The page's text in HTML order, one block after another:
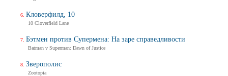
Кловерфилд, 10
10 Cloverfield Lane
Бэтмен против Супермена: На заре справедливости
Batman v Superman: Dawn of Justice
Зверополис
Zootopia